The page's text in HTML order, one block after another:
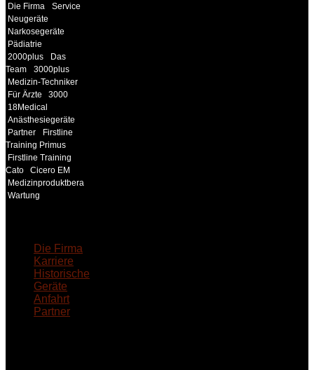
Die Firma
Service
Neugeräte
Narkosegeräte
Pädiatrie
2000plus
Das
Team
3000plus
Medizin-Techniker
Für Ärzte
3000
18Medical
Anästhesiegeräte
Partner
Firstline
Training Primus
Firstline Training
Cato
Cicero EM
Medizinproduktberater
Wartung
Die Firma
Karriere
Historische
Geräte
Anfahrt
Partner